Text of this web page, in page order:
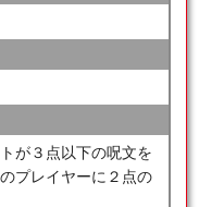
が３点以下の呪文を
プレイヤーに２点の